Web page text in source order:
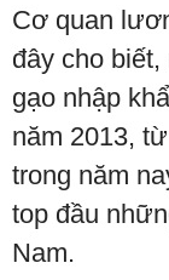
Cơ quan
đây cho
gạo nhập
năm 2013,
trong năm
top đầu
Nam.